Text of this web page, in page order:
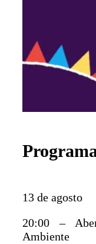
13 de agosto
20:00 –
Ambiente